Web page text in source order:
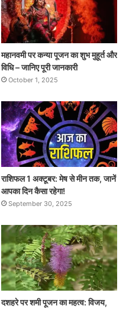
महानवमी पर कन्या पूजन का शुभ मुहूर्त और
विधि – जानिए पूरी जानकारी
October 1, 2025
राशिफल 1 अक्टूबर: मेष से मीन तक, जानें
आपका दिन कैसा रहेगा!
September 30, 2025
दशहरे पर शमी पूजन का महत्व: विजय,